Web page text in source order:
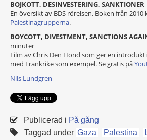
BOJKOTT, DESINVESTERING, SANKTIONER
En översikt av BDS rörelsen. Boken från 2010
Palestinagrupperna.
BOYCOTT, DIVESTMENT, SANCTIONS
minuter
Film av Chris Den Hond som ger en
med Frankrike som exempel. Se gratis på
Nils Lundgren
Publicerad i På gång
Taggad under Gaza Palestina